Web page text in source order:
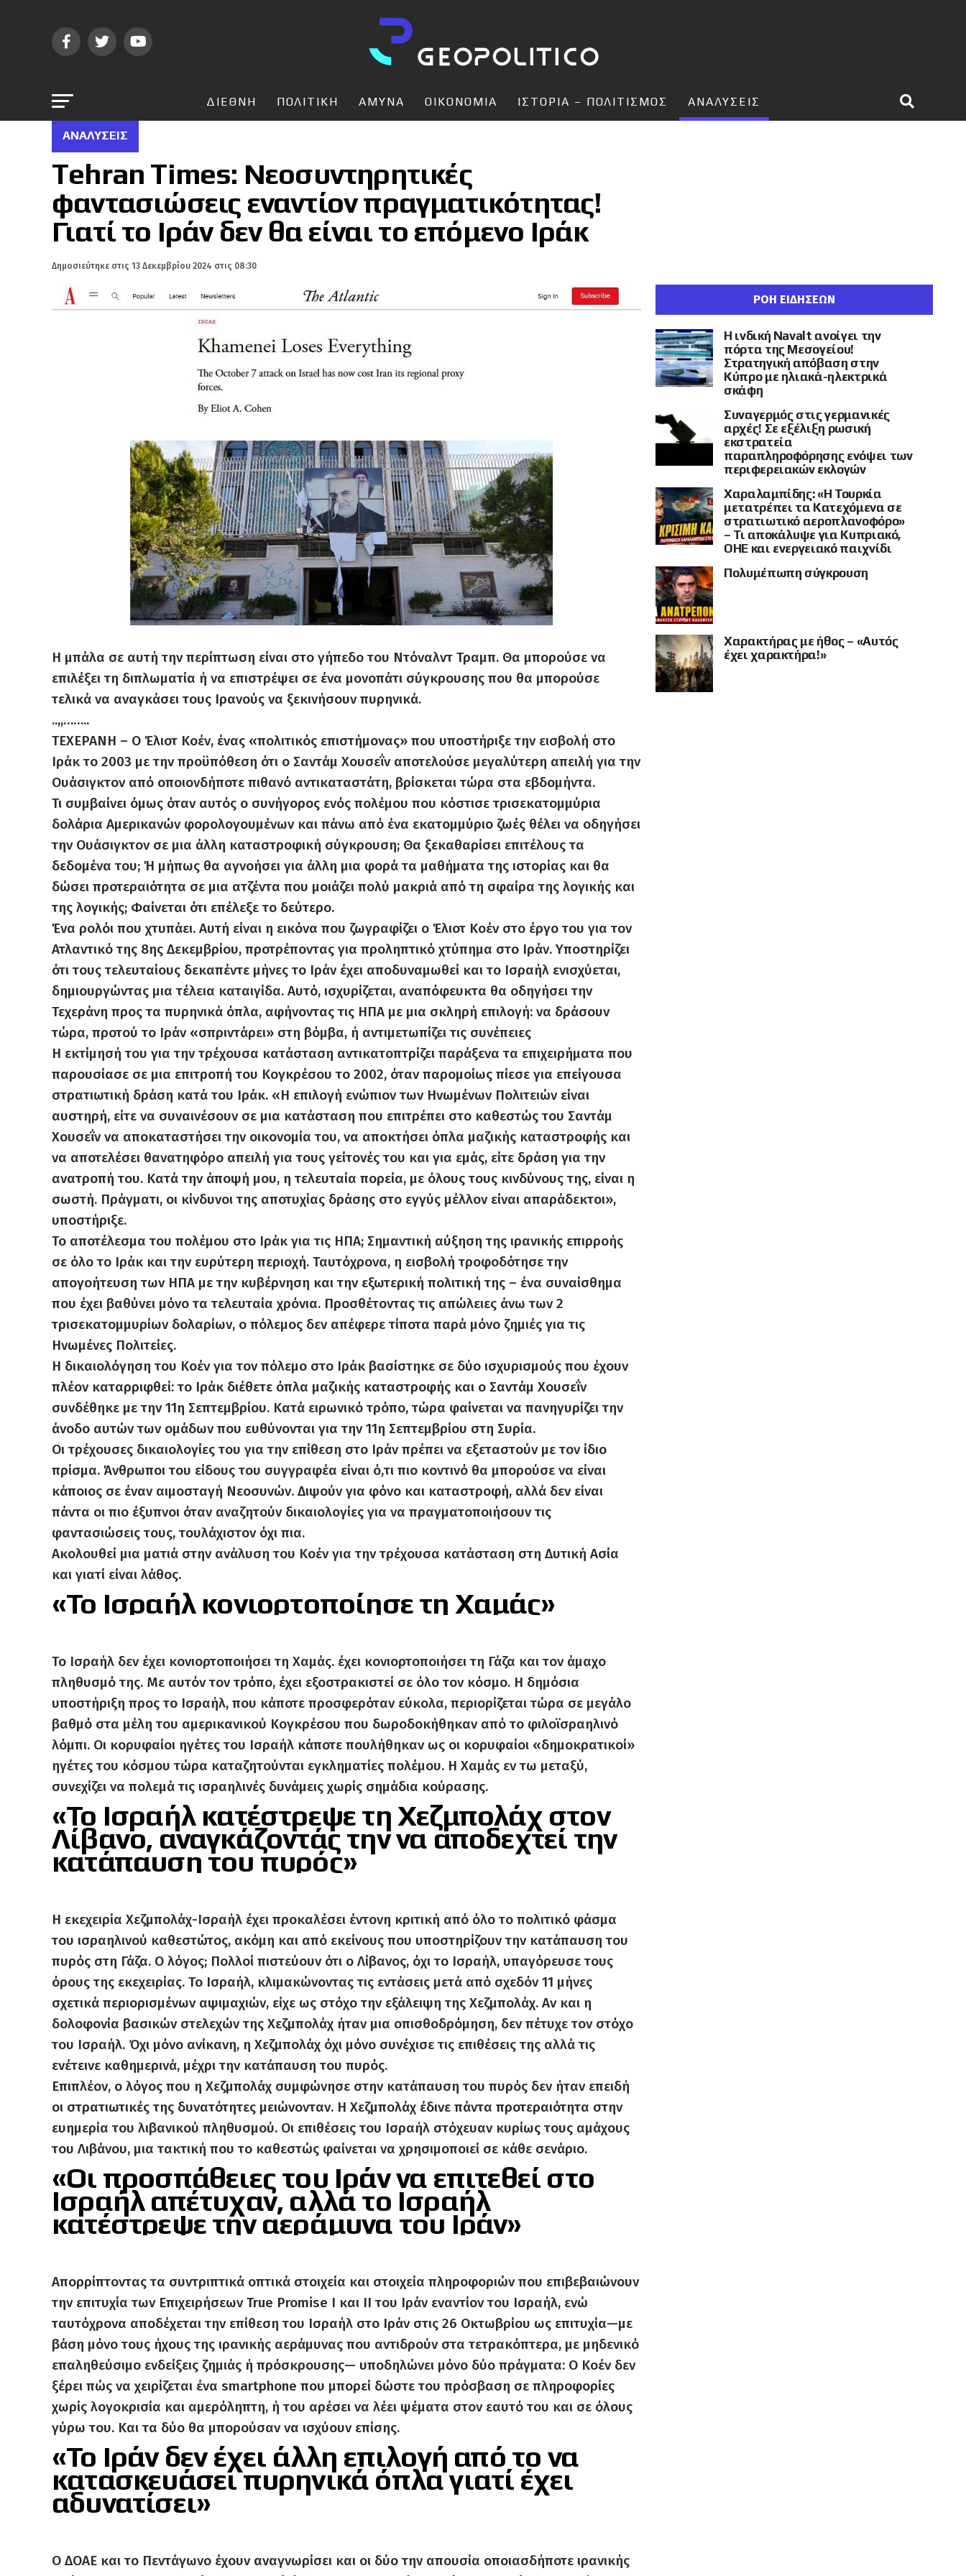
ΔΙΕΘΝΗ ΠΟΛΙΤΙΚΗ ΑΜΥΝΑ ΟΙΚΟΝΟΜΙΑ ΙΣΤΟΡΙΑ – ΠΟΛΙΤΙΣΜΟΣ ΑΝΑΛΥΣΕΙΣ
ΑΝΑΛΎΣΕΙΣ
Tehran Times: Νεοσυντηρητικές
φαντασιώσεις εναντίον πραγματικότητας!
Γιατί το Ιράν δεν θα είναι το επόμενο Ιράκ
Δημοσιεύτηκε στις 13 Δεκεμβρίου 2024 στις 08:30
Η μπάλα σε αυτή την περίπτωση είναι στο γήπεδο του Ντόναλντ Τραμπ. Θα μπορούσε να
επιλέξει τη διπλωματία ή να επιστρέψει σε ένα μονοπάτι σύγκρουσης που θα μπορούσε
τελικά να αναγκάσει τους Ιρανούς να ξεκινήσουν πυρηνικά.
..,,……..
ΤΕΧΕΡΑΝΗ – Ο Έλιοτ Κοέν, ένας «πολιτικός επιστήμονας» που υποστήριξε την εισβολή στο
Ιράκ το 2003 με την προϋπόθεση ότι ο Σαντάμ Χουσεΐν αποτελούσε μεγαλύτερη απειλή για την
Ουάσιγκτον από οποιονδήποτε πιθανό αντικαταστάτη, βρίσκεται τώρα στα εβδομήντα.
Τι συμβαίνει όμως όταν αυτός ο συνήγορος ενός πολέμου που κόστισε τρισεκατομμύρια
δολάρια Αμερικανών φορολογουμένων και πάνω από ένα εκατομμύριο ζωές θέλει να οδηγήσει
την Ουάσιγκτον σε μια άλλη καταστροφική σύγκρουση; Θα ξεκαθαρίσει επιτέλους τα
δεδομένα του; Ή μήπως θα αγνοήσει για άλλη μια φορά τα μαθήματα της ιστορίας και θα
δώσει προτεραιότητα σε μια ατζέντα που μοιάζει πολύ μακριά από τη σφαίρα της λογικής και
της λογικής; Φαίνεται ότι επέλεξε το δεύτερο.
Ένα ρολόι που χτυπάει. Αυτή είναι η εικόνα που ζωγραφίζει ο Έλιοτ Κοέν στο έργο του για τον
Ατλαντικό της 8ης Δεκεμβρίου, προτρέποντας για προληπτικό χτύπημα στο Ιράν. Υποστηρίζει
ότι τους τελευταίους δεκαπέντε μήνες το Ιράν έχει αποδυναμωθεί και το Ισραήλ ενισχύεται,
δημιουργώντας μια τέλεια καταιγίδα. Αυτό, ισχυρίζεται, αναπόφευκτα θα οδηγήσει την
Τεχεράνη προς τα πυρηνικά όπλα, αφήνοντας τις ΗΠΑ με μια σκληρή επιλογή: να δράσουν
τώρα, προτού το Ιράν «σπριντάρει» στη βόμβα, ή αντιμετωπίζει τις συνέπειες
Η εκτίμησή του για την τρέχουσα κατάσταση αντικατοπτρίζει παράξενα τα επιχειρήματα που
παρουσίασε σε μια επιτροπή του Κογκρέσου το 2002, όταν παρομοίως πίεσε για επείγουσα
στρατιωτική δράση κατά του Ιράκ. «Η επιλογή ενώπιον των Ηνωμένων Πολιτειών είναι
αυστηρή, είτε να συναινέσουν σε μια κατάσταση που επιτρέπει στο καθεστώς του Σαντάμ
Χουσεΐν να αποκαταστήσει την οικονομία του, να αποκτήσει όπλα μαζικής καταστροφής και
να αποτελέσει θανατηφόρο απειλή για τους γείτονές του και για εμάς, είτε δράση για την
ανατροπή του. Κατά την άποψή μου, η τελευταία πορεία, με όλους τους κινδύνους της, είναι η
σωστή. Πράγματι, οι κίνδυνοι της αποτυχίας δράσης στο εγγύς μέλλον είναι απαράδεκτοι»,
υποστήριξε.
Το αποτέλεσμα του πολέμου στο Ιράκ για τις ΗΠΑ; Σημαντική αύξηση της ιρανικής επιρροής
σε όλο το Ιράκ και την ευρύτερη περιοχή. Ταυτόχρονα, η εισβολή τροφοδότησε την
απογοήτευση των ΗΠΑ με την κυβέρνηση και την εξωτερική πολιτική της – ένα συναίσθημα
που έχει βαθύνει μόνο τα τελευταία χρόνια. Προσθέτοντας τις απώλειες άνω των 2
τρισεκατομμυρίων δολαρίων, ο πόλεμος δεν απέφερε τίποτα παρά μόνο ζημιές για τις
Ηνωμένες Πολιτείες.
Η δικαιολόγηση του Κοέν για τον πόλεμο στο Ιράκ βασίστηκε σε δύο ισχυρισμούς που έχουν
πλέον καταρριφθεί: το Ιράκ διέθετε όπλα μαζικής καταστροφής και ο Σαντάμ Χουσεΐν
συνδέθηκε με την 11η Σεπτεμβρίου. Κατά ειρωνικό τρόπο, τώρα φαίνεται να πανηγυρίζει την
άνοδο αυτών των ομάδων που ευθύνονται για την 11η Σεπτεμβρίου στη Συρία.
Οι τρέχουσες δικαιολογίες του για την επίθεση στο Ιράν πρέπει να εξεταστούν με τον ίδιο
πρίσμα. Άνθρωποι του είδους του συγγραφέα είναι ό,τι πιο κοντινό θα μπορούσε να είναι
κάποιος σε έναν αιμοσταγή Νεοσυνών. Διψούν για φόνο και καταστροφή, αλλά δεν είναι
πάντα οι πιο έξυπνοι όταν αναζητούν δικαιολογίες για να πραγματοποιήσουν τις
φαντασιώσεις τους, τουλάχιστον όχι πια.
Ακολουθεί μια ματιά στην ανάλυση του Κοέν για την τρέχουσα κατάσταση στη Δυτική Ασία
και γιατί είναι λάθος.
«Το Ισραήλ κονιορτοποίησε τη Χαμάς»
Το Ισραήλ δεν έχει κονιορτοποιήσει τη Χαμάς. έχει κονιορτοποιήσει τη Γάζα και τον άμαχο
πληθυσμό της. Με αυτόν τον τρόπο, έχει εξοστρακιστεί σε όλο τον κόσμο. Η δημόσια
υποστήριξη προς το Ισραήλ, που κάποτε προσφερόταν εύκολα, περιορίζεται τώρα σε μεγάλο
βαθμό στα μέλη του αμερικανικού Κογκρέσου που δωροδοκήθηκαν από το φιλοϊσραηλινό
λόμπι. Οι κορυφαίοι ηγέτες του Ισραήλ κάποτε πουλήθηκαν ως οι κορυφαίοι «δημοκρατικοί»
ηγέτες του κόσμου τώρα καταζητούνται εγκληματίες πολέμου. Η Χαμάς εν τω μεταξύ,
συνεχίζει να πολεμά τις ισραηλινές δυνάμεις χωρίς σημάδια κούρασης.
«Το Ισραήλ κατέστρεψε τη Χεζμπολάχ στον
Λίβανο, αναγκάζοντάς την να αποδεχτεί την
κατάπαυση του πυρός»
Η εκεχειρία Χεζμπολάχ-Ισραήλ έχει προκαλέσει έντονη κριτική από όλο το πολιτικό φάσμα
του ισραηλινού καθεστώτος, ακόμη και από εκείνους που υποστηρίζουν την κατάπαυση του
πυρός στη Γάζα. Ο λόγος; Πολλοί πιστεύουν ότι ο Λίβανος, όχι το Ισραήλ, υπαγόρευσε τους
όρους της εκεχειρίας. Το Ισραήλ, κλιμακώνοντας τις εντάσεις μετά από σχεδόν 11 μήνες
σχετικά περιορισμένων αψιμαχιών, είχε ως στόχο την εξάλειψη της Χεζμπολάχ. Αν και η
δολοφονία βασικών στελεχών της Χεζμπολάχ ήταν μια οπισθοδρόμηση, δεν πέτυχε τον στόχο
του Ισραήλ. Όχι μόνο ανίκανη, η Χεζμπολάχ όχι μόνο συνέχισε τις επιθέσεις της αλλά τις
ενέτεινε καθημερινά, μέχρι την κατάπαυση του πυρός.
Επιπλέον, ο λόγος που η Χεζμπολάχ συμφώνησε στην κατάπαυση του πυρός δεν ήταν επειδή
οι στρατιωτικές της δυνατότητες μειώνονταν. Η Χεζμπολάχ έδινε πάντα προτεραιότητα στην
ευημερία του λιβανικού πληθυσμού. Οι επιθέσεις του Ισραήλ στόχευαν κυρίως τους αμάχους
του Λιβάνου, μια τακτική που το καθεστώς φαίνεται να χρησιμοποιεί σε κάθε σενάριο.
«Οι προσπάθειες του Ιράν να επιτεθεί στο
Ισραήλ απέτυχαν, αλλά το Ισραήλ
κατέστρεψε την αεράμυνα του Ιράν»
Απορρίπτοντας τα συντριπτικά οπτικά στοιχεία και στοιχεία πληροφοριών που επιβεβαιώνουν
την επιτυχία των Επιχειρήσεων True Promise I και II του Ιράν εναντίον του Ισραήλ, ενώ
ταυτόχρονα αποδέχεται την επίθεση του Ισραήλ στο Ιράν στις 26 Οκτωβρίου ως επιτυχία—με
βάση μόνο τους ήχους της ιρανικής αεράμυνας που αντιδρούν στα τετρακόπτερα, με μηδενικό
επαληθεύσιμο ενδείξεις ζημιάς ή πρόσκρουσης— υποδηλώνει μόνο δύο πράγματα: Ο Κοέν δεν
ξέρει πώς να χειρίζεται ένα smartphone που μπορεί δώστε του πρόσβαση σε πληροφορίες
χωρίς λογοκρισία και αμερόληπτη, ή του αρέσει να λέει ψέματα στον εαυτό του και σε όλους
γύρω του. Και τα δύο θα μπορούσαν να ισχύουν επίσης.
«Το Ιράν δεν έχει άλλη επιλογή από το να
κατασκευάσει πυρηνικά όπλα γιατί έχει
αδυνατίσει»
Ο ΔΟΑΕ και το Πεντάγωνο έχουν αναγνωρίσει και οι δύο την απουσία οποιασδήποτε ιρανικής
ΡΟΗ ΕΙΔΗΣΕΩΝ
Η ινδική Navalt ανοίγει την
πόρτα της Μεσογείου!
Στρατηγική απόβαση στην
Κύπρο με ηλιακά-ηλεκτρικά
σκάφη
Συναγερμός στις γερμανικές
αρχές! Σε εξέλιξη ρωσική
εκστρατεία
παραπληροφόρησης ενόψει των
περιφερειακών εκλογών
Χαραλαμπίδης: «Η Τουρκία
μετατρέπει τα Κατεχόμενα σε
στρατιωτικό αεροπλανοφόρο»
– Τι αποκάλυψε για Κυπριακό,
ΟΗΕ και ενεργειακό παιχνίδι
Πολυμέπωπη σύγκρουση
Χαρακτήρας με ήθος – «Αυτός
έχει χαρακτήρα!»